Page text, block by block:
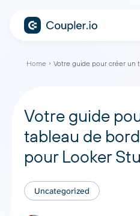
Home
Votre guide
tableau de
pour Looker
Uncategorized